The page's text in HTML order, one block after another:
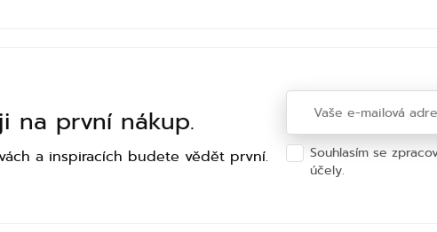
na první nákup.
a inspiracích budete vědět první.
Souhlasím se
účely.